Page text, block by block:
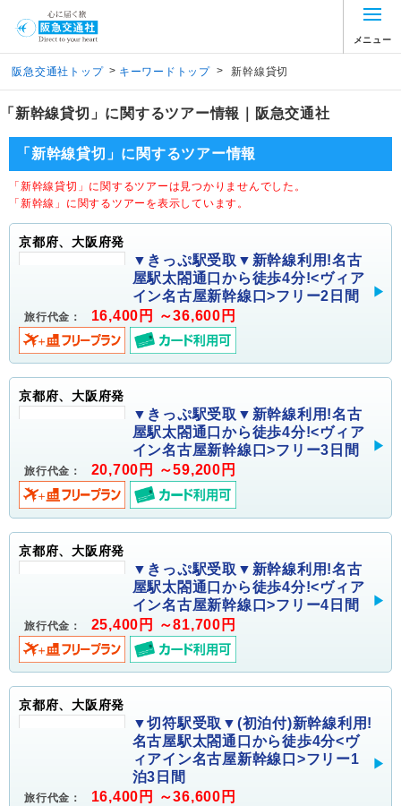
メニュー
阪急交通社トップ > キーワードトップ > 新幹線貸切
「新幹線貸切」に関するツアー情報｜阪急交通社
「新幹線貸切」に関するツアー情報
「新幹線貸切」に関するツアーは見つかりませんでした。
「新幹線」に関するツアーを表示しています。
京都府、大阪府発
▼きっぷ駅受取▼新幹線利用!名古
屋駅太閤通口から徒歩4分!<ヴィア
イン名古屋新幹線口>フリー2日間
旅行代金： 16,400円 ～36,600円
京都府、大阪府発
▼きっぷ駅受取▼新幹線利用!名古
屋駅太閤通口から徒歩4分!<ヴィア
イン名古屋新幹線口>フリー3日間
旅行代金： 20,700円 ～59,200円
京都府、大阪府発
▼きっぷ駅受取▼新幹線利用!名古
屋駅太閤通口から徒歩4分!<ヴィア
イン名古屋新幹線口>フリー4日間
旅行代金： 25,400円 ～81,700円
京都府、大阪府発
▼切符駅受取▼(初泊付)新幹線利用!
名古屋駅太閤通口から徒歩4分<ヴ
ィアイン名古屋新幹線口>フリー1
泊3日間
旅行代金： 16,400円 ～36,600円